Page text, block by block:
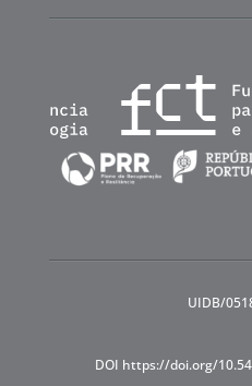
UIDB/
DOI https://doi.org/